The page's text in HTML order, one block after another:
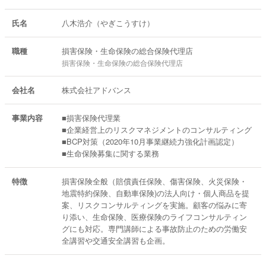
氏名 八木浩介（やぎこうすけ）
職種 損害保険・生命保険の総合保険代理店
損害保険・生命保険の総合保険代理店
会社名 株式会社アドバンス
事業内容
■損害保険代理業
■企業経営上のリスクマネジメントのコンサルティング
■BCP対策（2020年10月事業継続力強化計画認定）
■生命保険募集に関する業務
特徴
損害保険全般（賠償責任保険、傷害保険、火災保険・
地震特約保険、自動車保険)の法人向け・個人商品を提
案、リスクコンサルティングを実施。顧客の悩みに寄
り添い、生命保険、医療保険のライフコンサルティン
グにも対応。専門講師による事故防止のための労働安
全講習や交通安全講習も企画。